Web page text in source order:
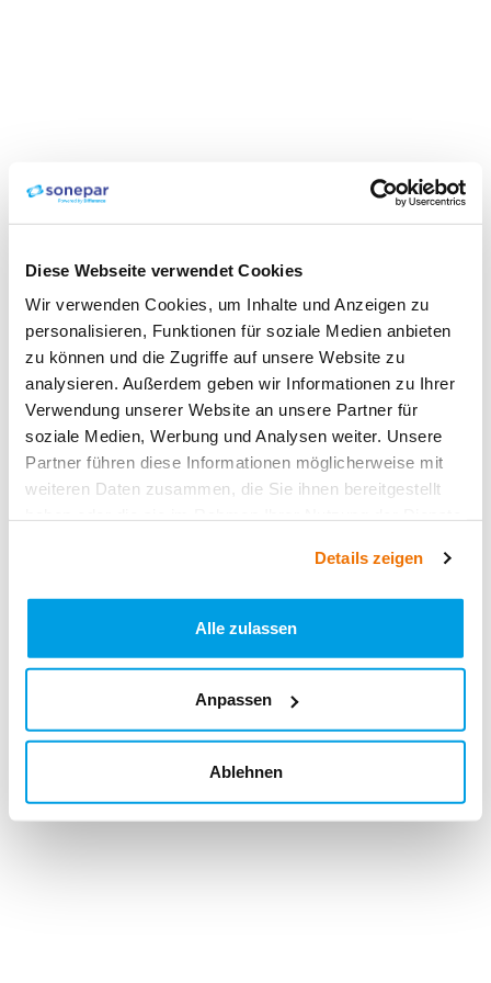
Diese Webseite verwendet Cookies
Wir verwenden Cookies, um Inhalte und Anzeigen zu
personalisieren, Funktionen für soziale Medien anbieten
zu können und die Zugriffe auf unsere Website zu
analysieren. Außerdem geben wir Informationen zu Ihrer
Verwendung unserer Website an unsere Partner für
soziale Medien, Werbung und Analysen weiter. Unsere
Partner führen diese Informationen möglicherweise mit
weiteren Daten zusammen, die Sie ihnen bereitgestellt
Details zeigen
Alle zulassen
Anpassen
Ablehnen